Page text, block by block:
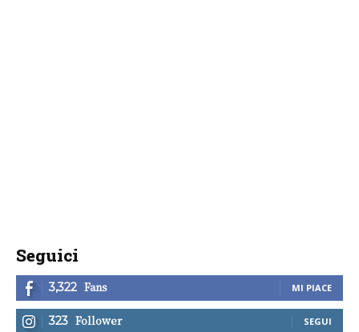
Seguici
3,322 Fans MI PIACE
323 Follower SEGUI